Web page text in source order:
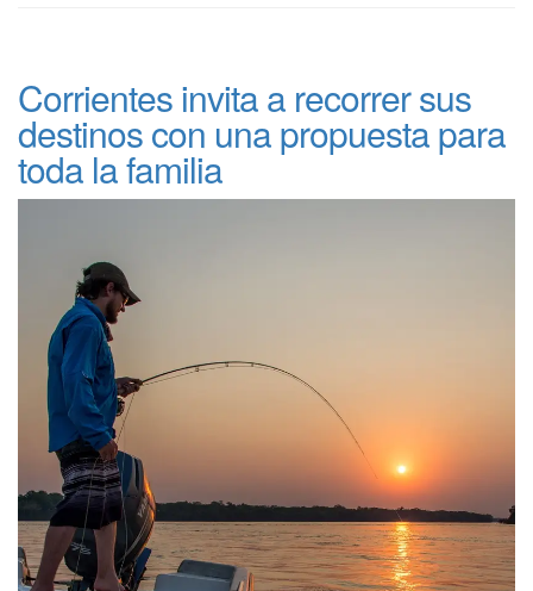
Corrientes invita a recorrer sus
destinos con una propuesta para
toda la familia